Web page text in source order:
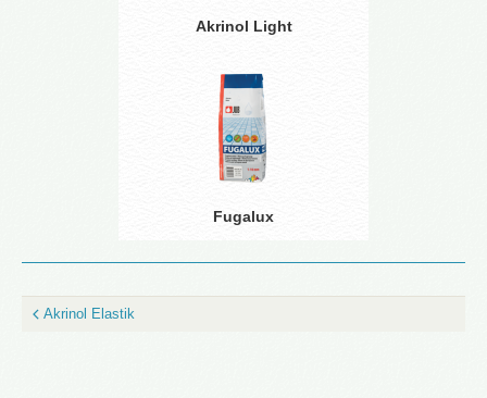
Akrinol Light
Fugalux
Akrinol Elastik